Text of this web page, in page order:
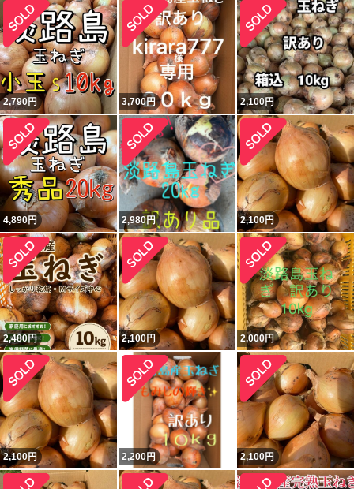
2,790円 3,700円 2,100円
4,890円 2,980円 2,100円
2,480円 2,100円 2,000円
2,100円 2,200円 2,100円